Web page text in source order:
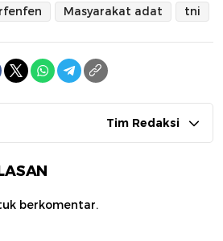
Masyarakat adat tni
Tim Redaksi
berkomentar.